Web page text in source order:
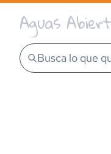
Aguas
Busca lo que